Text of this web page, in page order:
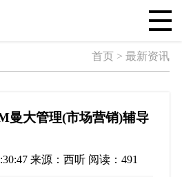
首页 > 最新资讯
曼大管理(市场营销)辅导
来源：西听 阅读：491